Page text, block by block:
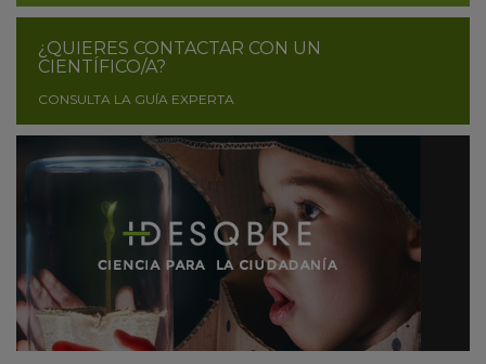
¿QUIERES CONTACTAR CON UN
CIENTÍFICO/A?
CONSULTA LA GUÍA EXPERTA